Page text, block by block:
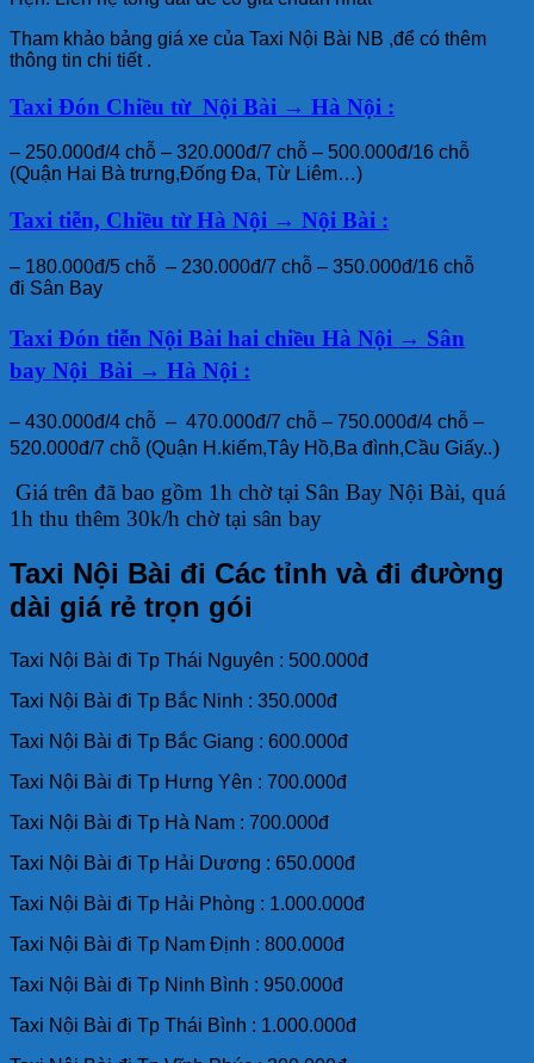
Tham khảo bảng giá xe của Taxi Nội Bài NB ,để có thêm
thông tin chi tiết .
Taxi Đón Chiều từ Nội Bài → Hà Nội :
– 250.000đ/4 chỗ – 320.000đ/7 chỗ – 500.000đ/16 chỗ
(Quận Hai Bà trưng,Đống Đa, Từ Liêm…)
Taxi tiễn, Chiều từ Hà Nội → Nội Bài :
– 180.000đ/5 chỗ – 230.000đ/7 chỗ – 350.000đ/16 chỗ
đi Sân Bay
Taxi Đón tiễn Nội Bài hai chiều Hà Nội → Sân
bay Nội Bài → Hà Nội :
– 430.000đ/4 chỗ – 470.000đ/7 chỗ – 750.000đ/4 chỗ –
520.000đ/7 chỗ (Quận H.kiếm,Tây Hồ,Ba đình,Cầu Giấy..)
Giá trên đã bao gồm 1h chờ tại Sân Bay Nội Bài, quá
1h thu thêm 30k/h chờ tại sân bay
Taxi Nội Bài đi Các tỉnh và đi đường
dài giá rẻ trọn gói
Taxi Nội Bài đi Tp Thái Nguyên : 500.000đ
Taxi Nội Bài đi Tp Bắc Ninh : 350.000đ
Taxi Nội Bài đi Tp Bắc Giang : 600.000đ
Taxi Nội Bài đi Tp Hưng Yên : 700.000đ
Taxi Nội Bài đi Tp Hà Nam : 700.000đ
Taxi Nội Bài đi Tp Hải Dương : 650.000đ
Taxi Nội Bài đi Tp Hải Phòng : 1.000.000đ
Taxi Nội Bài đi Tp Nam Định : 800.000đ
Taxi Nội Bài đi Tp Ninh Bình : 950.000đ
Taxi Nội Bài đi Tp Thái Bình : 1.000.000đ